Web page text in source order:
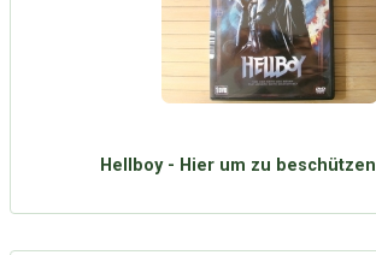
Hellboy - Hier um zu beschützen